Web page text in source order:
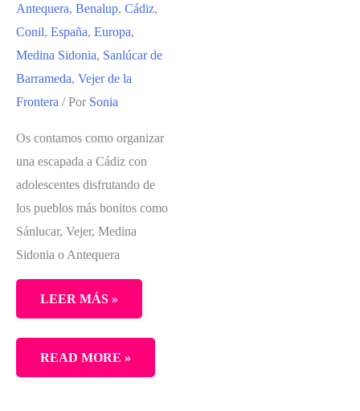
Antequera, Benalup, Cádiz,
Conil, España, Europa,
Medina Sidonia, Sanlúcar de
Barrameda, Vejer de la
Frontera / Por Sonia
Os contamos como organizar
una escapada a Cádiz con
adolescentes disfrutando de
los pueblos más bonitos como
Sánlucar, Vejer, Medina
Sidonia o Antequera
LEER MÁS »
ESCAPADA
A
READ MORE »